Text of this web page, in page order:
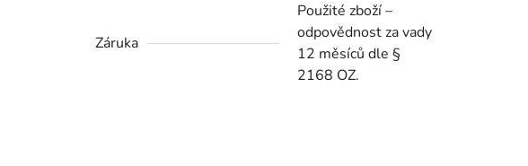
Záruka
Použité zboží –
odpovědnost za vady
12 měsíců dle §
2168 OZ.